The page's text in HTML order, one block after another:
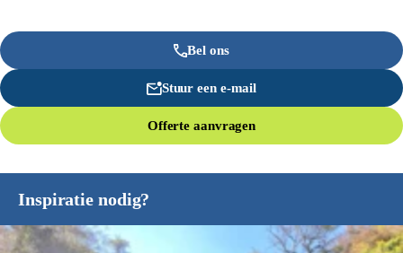
Bel ons
Stuur een e-mail
Offerte aanvragen
Inspiratie nodig?